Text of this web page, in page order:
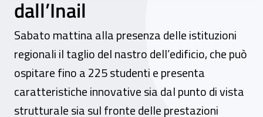
dall’Inail
Sabato mattina alla presenza delle istituzioni
regionali il taglio del nastro dell’edificio, che può
ospitare fino a 225 studenti e presenta
caratteristiche innovative sia dal punto di vista
strutturale sia sul fronte delle prestazioni